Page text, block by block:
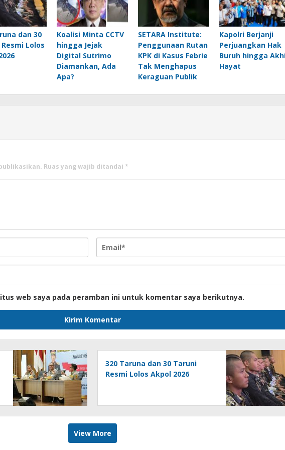
dan 30
Lolos
Koalisi Minta CCTV
hingga Jejak
Digital Sutrimo
Diamankan, Ada
Apa?
SETARA Institute:
Penggunaan Rutan
KPK di Kasus Febrie
Tak Menghapus
Keraguan Publik
Kapolri Berjanji
Perjuangkan Hak
Buruh hingga
Hayat
Ruas yang wajib ditandai *
web saya pada peramban ini untuk komentar saya berikutnya.
320 Taruna dan 30 Taruni
Resmi Lolos Akpol 2026
View More